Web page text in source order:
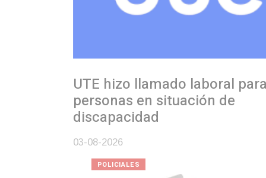
UTE hizo llamado laboral para
personas en situación de
discapacidad